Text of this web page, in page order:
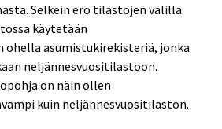
Selkein ero tilastojen välillä
käytetään
asumistukirekisteriä, jonka
neljännesvuositilastoon.
on näin ollen
kuin neljännesvuositilaston.